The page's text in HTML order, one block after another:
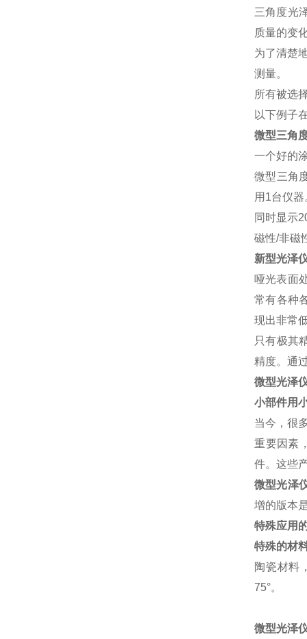
三角度光
质量的变
为了清楚
测量。
所有被选
以下例子
微型三角
一个好的
微型三角
用1台仪器
同时显示
磁性/非磁
新型光泽
哑光表面
常有各种
现出非常
只有极其
精度。通
微型光泽
小部件用
当今，很
重要因素
件。这些
微型光泽
增的版本
特殊应用
特殊的材
陶瓷材料
75°。
微型光泽